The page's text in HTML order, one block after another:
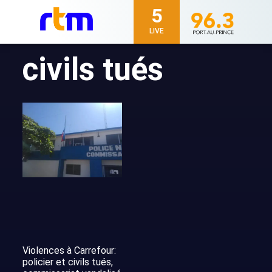
5
LIVE
civils tués
Violences à Carrefour:
policier et civils tués,